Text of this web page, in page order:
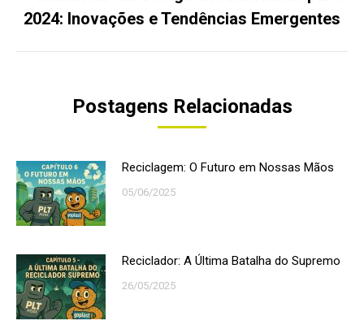
Próximo
post:
2024: Inovações e Tendências Emergentes
Postagens Relacionadas
Reciclagem: O Futuro em Nossas Mãos
05/06/2025
Reciclador: A Última Batalha do Supremo
26/05/2025